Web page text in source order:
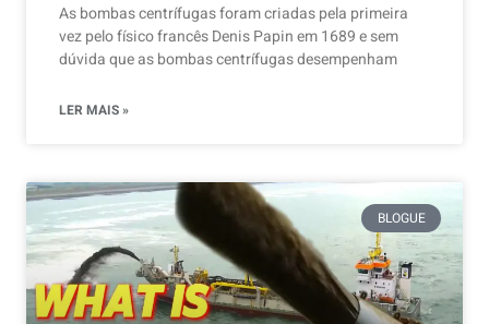
As bombas centrífugas foram criadas pela primeira
vez pelo físico francês Denis Papin em 1689 e sem
dúvida que as bombas centrífugas desempenham
LER MAIS »
BLOGUE